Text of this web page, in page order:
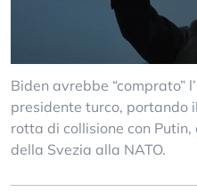
Biden avrebbe “comprato”
presidente turco, portando
rotta di collisione con Putin,
della Svezia alla NATO.